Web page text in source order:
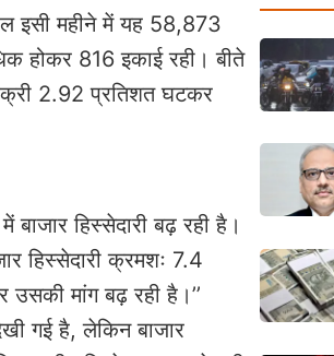
इसी महीने में यह 58,873
होकर 816 इकाई रही। बीते
2.92 प्रतिशत घटकर
बाजार हिस्सेदारी बढ़ रही है।
हिस्सेदारी क्रमशः 7.4
मांग बढ़ रही है।’’
गई है, लेकिन बाजार